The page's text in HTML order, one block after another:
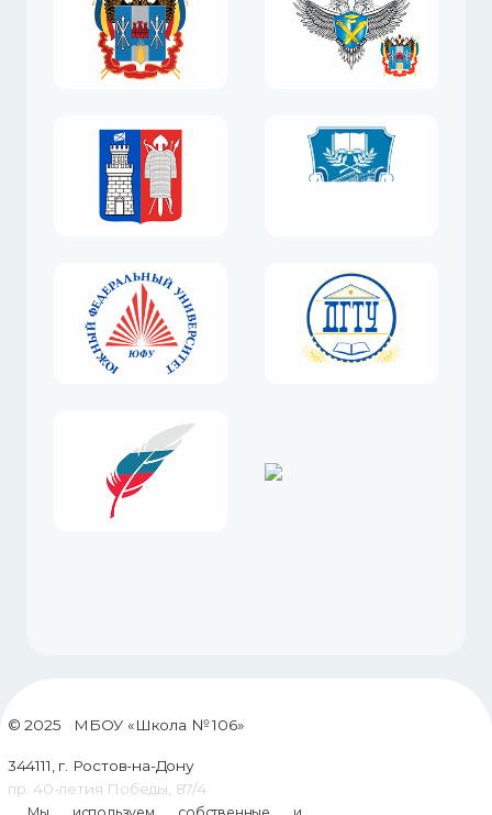
© 2025 МБОУ «Школа № 106»
344111, г. Ростов-на-Дону
пр. 40-летия Победы, 87/4